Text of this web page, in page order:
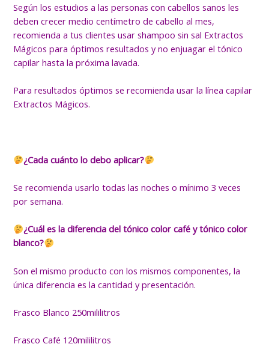
Según los estudios a las personas con cabellos sanos les
deben crecer medio centímetro de cabello al mes,
recomienda a tus clientes usar shampoo sin sal Extractos
Mágicos para óptimos resultados y no enjuagar el tónico
capilar hasta la próxima lavada.
Para resultados óptimos se recomienda usar la línea capilar
Extractos Mágicos.
¿Cada cuánto lo debo aplicar?
Se recomienda usarlo todas las noches o mínimo 3 veces
por semana.
¿Cuál es la diferencia del tónico color café y tónico color
blanco?
Son el mismo producto con los mismos componentes, la
única diferencia es la cantidad y presentación.
Frasco Blanco 250mililitros
Frasco Café 120mililitros